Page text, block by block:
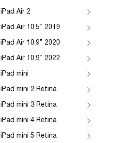
iPad Air 2
iPad Air 10,5” 2019
iPad Air 10,9” 2020
iPad Air 10,9” 2022
iPad mini
iPad mini 2 Retina
iPad mini 3 Retina
iPad mini 4 Retina
iPad mini 5 Retina